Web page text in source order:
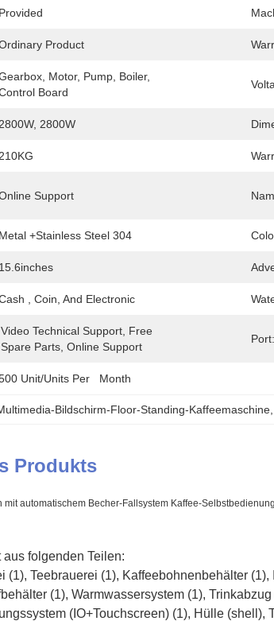
Provided
Product
Motor, Pump, Boiler,
Board
2800W, 2800W
210KG
Support
Metal +stainless Steel 304
15.6inches
, Coin, And Electronic
Video Technical Support, Free
Spare Parts, Online Support
Port:
Unit/Units Per   Month
Bildschirm-Floor-Standing-Kaffeemaschine
Produkts
mit automatischem Becher-Fallsystem Kaffee-
aus folgenden Teilen:
(1), Teebrauerei (1), Kaffeebohnenbehälter
(1), Warmwassersystem (1),
(IO+Touchscreen) (1), Hülle